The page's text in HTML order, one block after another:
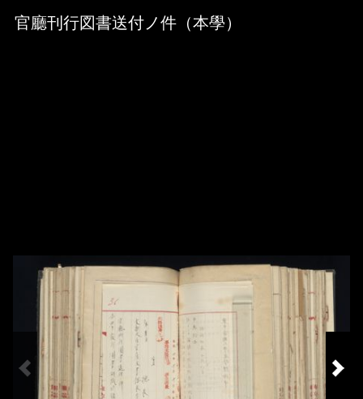
Media Viewer
官廳刊行図書送付ノ件（本學）